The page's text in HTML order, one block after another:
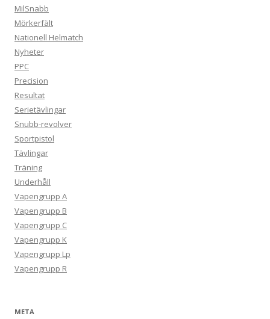
MilSnabb
Mörkerfält
Nationell Helmatch
Nyheter
PPC
Precision
Resultat
Serietävlingar
Snubb-revolver
Sportpistol
Tävlingar
Träning
Underhåll
Vapengrupp A
Vapengrupp B
Vapengrupp C
Vapengrupp K
Vapengrupp Lp
Vapengrupp R
META